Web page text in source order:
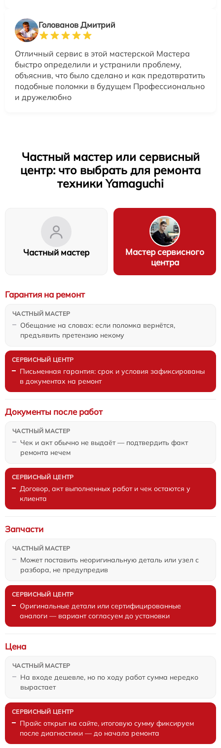
Голованов Дмитрий
Отличный сервис в этой мастерской Мастера
быстро определили и устранили проблему,
объяснив, что было сделано и как предотвратить
подобные поломки в будущем Профессионально
и дружелюбно
Частный мастер или сервисный
центр: что выбрать для ремонта
техники Yamaguchi
Частный мастер
Мастер сервисного
центра
Обещание на словах: если поломка вернётся,
предъявить претензию некому
Гарантия на ремонт
Письменная гарантия: срок и условия зафиксированы
в документах на ремонт
Чек и акт обычно не выдаёт — подтвердить факт
ремонта нечем
Документы после работ
Договор, акт выполненных работ и чек остаются у
клиента
Может поставить неоригинальную деталь или узел с
разбора, не предупредив
Запчасти
Оригинальные детали или сертифицированные
аналоги — вариант согласуем до установки
На входе дешевле, но по ходу работ сумма нередко
вырастает
Цена
Прайс открыт на сайте, итоговую сумму фиксируем
после диагностики — до начала ремонта